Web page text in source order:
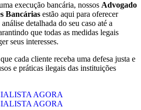
execução bancária, nossos Advogado
Bancárias estão aqui para oferecer
detalhada do seu caso até a
que todas as medidas legais
seus interesses.
cada cliente receba uma defesa justa e
e práticas ilegais das instituições
AGORA
AGORA